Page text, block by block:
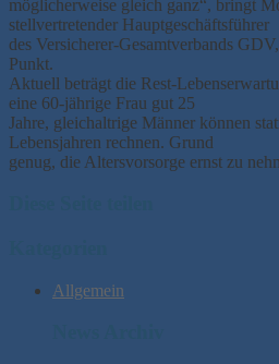
möglicherweise gleich ganz“, bringt
stellvertretender Hauptgeschäftsführer
des Versicherer-Gesamtverbands
Punkt.
Aktuell beträgt die Rest-
eine 60-jährige Frau gut 25
Jahre, gleichaltrige Männer können
Lebensjahren rechnen. Grund
genug, die Altersvorsorge ernst zu
Allgemein